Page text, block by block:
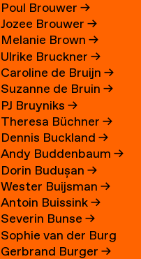
Poul Brouwer→
Jozee Brouwer→
Melanie Brown→
Ulrike Bruckner→
Caroline de Bruijn→
Suzanne de Bruin→
PJ Bruyniks→
Theresa Büchner→
Dennis Buckland→
Andy Buddenbaum→
Dorin Budușan→
Wester Buijsman→
Antoin Buissink→
Severin Bunse→
Sophie van der Burg
Gerbrand Burger→